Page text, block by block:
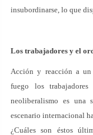
insubordinarse, lo que
Los trabajadores y el
Acción y reacción a un
fuego los
neoliberalismo es una
escenario internacional
¿Cuáles son éstos